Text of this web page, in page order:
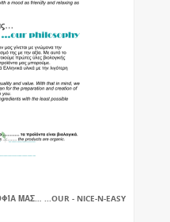
ΜΑΣ… ...OUR - NICE-N-EASY